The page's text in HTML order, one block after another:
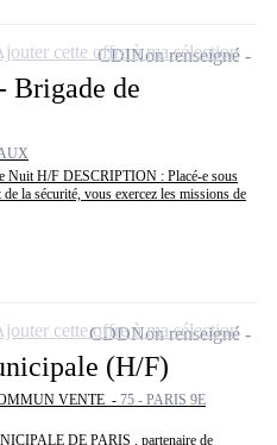
Brigade de
Nuit H/F DESCRIPTION : Placé-e sous
la sécurité, vous exercez les missions de
CDINon renseigné
cette offre à ma sélection
(H/F)
VENTE - 75 - PARIS 9E
DE PARIS , partenaire de
CDDNon renseigné
cette offre à ma sélection